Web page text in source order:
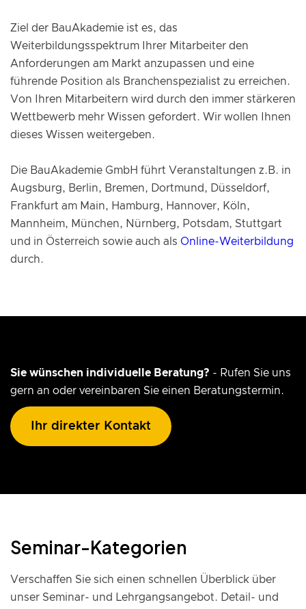
Ziel der BauAkademie ist es, das
Weiterbildungsspektrum Ihrer Mitarbeiter den
Anforderungen am Markt anzupassen und eine
führende Position als Branchenspezialist zu erreichen.
Von Ihren Mitarbeitern wird durch den immer stärkeren
Wettbewerb mehr Wissen gefordert. Wir wollen Ihnen
dieses Wissen weitergeben.
Die BauAkademie GmbH führt Veranstaltungen z.B. in
Augsburg, Berlin, Bremen, Dortmund, Düsseldorf,
Frankfurt am Main, Hamburg, Hannover, Köln,
Mannheim, München, Nürnberg, Potsdam, Stuttgart
und in Österreich sowie auch als Online-Weiterbildung
durch.
Sie wünschen individuelle Beratung? - Rufen Sie uns
gern an oder vereinbaren Sie einen Beratungstermin.
Ihr direkter Kontakt
Seminar-Kategorien
Verschaffen Sie sich einen schnellen Überblick über
unser Seminar- und Lehrgangsangebot. Detail- und